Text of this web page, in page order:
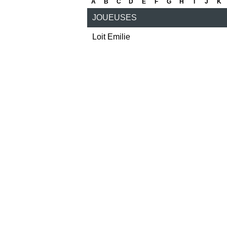
A B C D E F G H J K
JOUEUSES
Loit Emilie